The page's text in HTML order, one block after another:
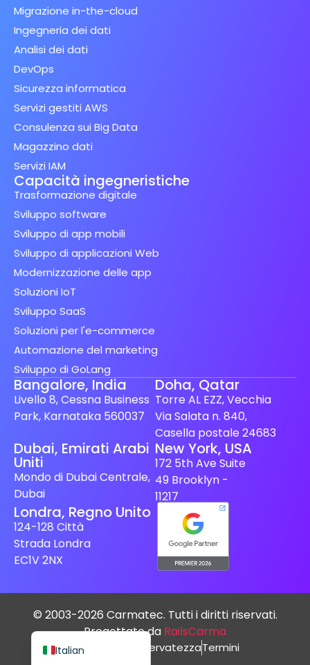
Migrazione in-the-cloud
Ingegneria dei dati
Analisi dei dati
DevOps
Sicurezza informatica
Servizi gestiti AWS
Consulenza sui Big Data
Magazzino dati
Servizi IAM
Capacità ingegneristiche
Trasformazione digitale
Sviluppo software
Sviluppo di app mobili
Sviluppo di applicazioni Web
Modernizzazione delle app
Soluzioni IoT
Sviluppo SaaS
Soluzioni per l'e-commerce
Automazione del marketing
Sviluppo di GoLang
Bangalore, India
Livello 8, Cessna Business
Park, Karnataka 560037
Doha, Qatar
Torre AL EZZ, Vecchia
Via Salata n. 840,
Casella postale 24683
Dubai, Emirati Arabi
Uniti
Mondo di Dubai Centrale,
Dubai
New York, USA
172 5th Ave Suite
49 Brooklyn -
11217
Londra, Regno Unito
124-128 Città
Strada Londra
EC1V 2NX
© 2003-2026 Carmatec. Tutti i diritti riservati.
Progettato da RailsCarma
politica sulla riservatezzaTermini
Italian
English
German
Japanese
Dutch
Spanish (Spain)